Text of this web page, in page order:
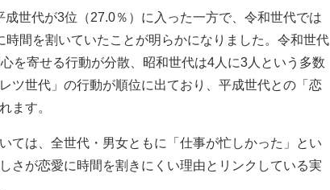
世代が3位（27.0％）に入った一方で、令和世代では
間を割いていたことが明らかになりました。令和世代
を寄せる行動が分散、昭和世代は4人に3人という多数
ツ世代」の行動が順位に出ており、平成世代との「恋
ます。
は、全世代・男女ともに「仕事が忙しかった」とい
さが恋愛に時間を割きにくい理由とリンクしている実